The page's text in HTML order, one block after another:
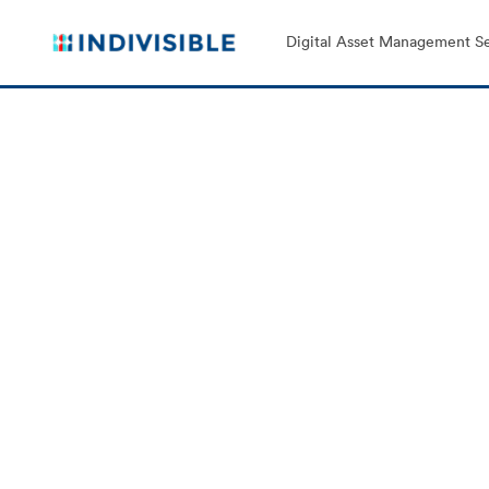
Digital Asset Management